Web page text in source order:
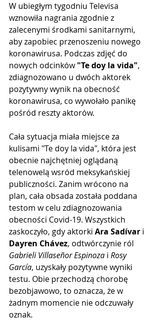
W ubiegłym tygodniu Televisa
wznowiła nagrania zgodnie z
zalecenymi środkami sanitarnymi,
aby zapobiec przenoszeniu nowego
koronawirusa. Podczas zdjęć do
nowych odcinków "Te doy la vida",
zdiagnozowano u dwóch aktorek
pozytywny wynik na obecność
koronawirusa, co wywołało panikę
pośród reszty aktorów.
Cała sytuacja miała miejsce za
kulisami "Te doy la vida", która jest
obecnie najchętniej oglądaną
telenowelą wsród meksykańskiej
publiczności. Zanim wrócono na
plan, cała obsada została poddana
testom w celu zdiagnozowania
obecności Covid-19. Wszystkich
zaskoczyło, gdy aktorki Ara Sadívar i
Dayren Chávez, odtwórczynie ról
Gabrieli Villaseñor Espinoza i Rosy
García, uzyskały pozytywne wyniki
testu. Obie przechodzą chorobę
bezobjawowo, to oznacza, że w
żadnym momencie nie odczuwały
oznak.